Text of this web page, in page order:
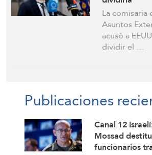
La
Asuntos
acusó a
dividir el …
Publicaciones
Canal 12
Mossad
funcionarios